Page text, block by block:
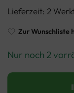
Lieferzeit: 2
Zur Wunschliste
Nur noch 2